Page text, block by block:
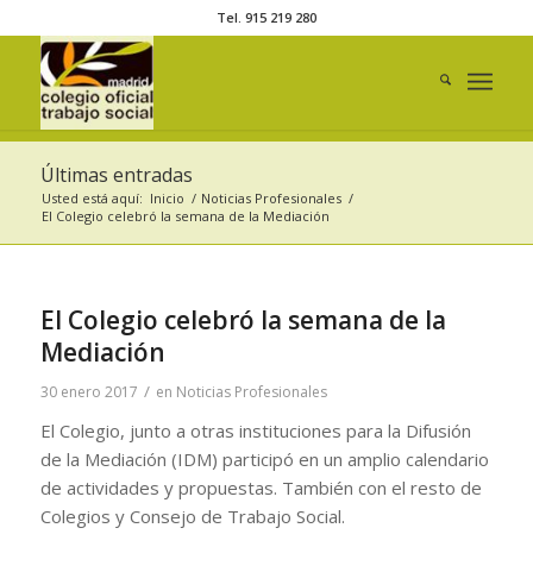
Tel. 915 219 280
Últimas entradas
Usted está aquí: Inicio / Noticias Profesionales /
El Colegio celebró la semana de la Mediación
El Colegio celebró la semana de la
Mediación
30 enero 2017 / en Noticias Profesionales
El Colegio, junto a otras instituciones para la Difusión
de la Mediación (IDM) participó en un amplio calendario
de actividades y propuestas. También con el resto de
Colegios y Consejo de Trabajo Social.